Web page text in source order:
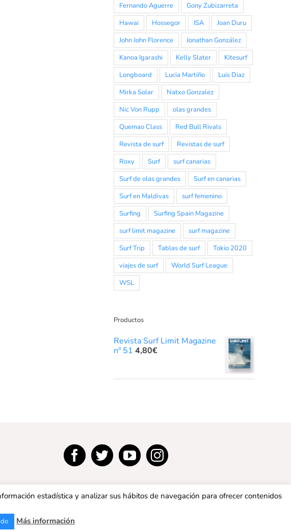
Fernando Aguerre
Gony Zubizarreta
Hawai
Hossegor ISA
Joan Duru
John John Florence
Jonathan González
Kanoa Igarashi
Kelly Slater
Kitesurf
Longboard
Lucia Martiño
Luis Diaz
Mirka Solar
Natxo Gonzalez
Nic Von Rupp
olas grandes
Quemao Class
Red Bull Rivals
Revista de surf
Revistas de surf
Roxy
Surf
surf canarias
Surf de olas grandes
Surf en canarias
Surf en Maldivas
surf femenino
Surfing
Surfing Spain Magazine
surf limit magazine
surf magazine
Surf Trip
Tablas de surf
Tokio 2020
viajes de surf
World Surf League
WSL
Productos
Revista Surf Limit Magazine
nº 51 4,80€
estadística y analizar sus hábitos de navegación para ofrecer contenidos
Más información